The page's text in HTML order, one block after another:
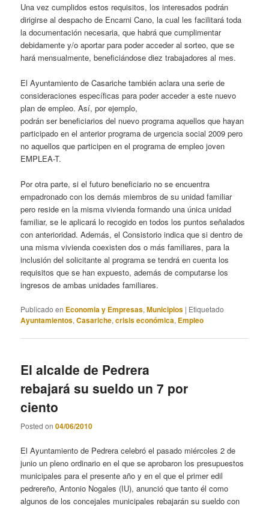
Una vez cumplidos estos requisitos, los interesados podrán
dirigirse al despacho de Encarni Cano, la cual les facilitará toda
la documentación necesaria, que habrá que cumplimentar
debidamente y/o aportar para poder acceder al sorteo, que se
hará mensualmente, beneficiándose diez trabajadores al mes.
El Ayuntamiento de Casariche también aclara una serie de
consideraciones específicas para poder acceder a este nuevo
plan de empleo. Así, por ejemplo,
podrán ser beneficiarios del nuevo programa aquellos que hayan
participado en el anterior programa de urgencia social 2009 pero
no aquellos que participen en el programa de empleo joven
EMPLEA-T.
Por otra parte, si el futuro beneficiario no se encuentra
empadronado con los demás miembros de su unidad familiar
pero reside en la misma vivienda formando una única unidad
familiar, se le aplicará lo recogido en todos los puntos señalados
con anterioridad. Además, el Consistorio indica que si dentro de
una misma vivienda coexisten dos o más familiares, para la
inclusión del solicitante al programa se tendrá en cuenta los
requisitos que se han expuesto, además de computarse los
ingresos de ambas unidades familiares.
Publicado en Economia y Empresas,Municipios | Etiquetado
Ayuntamientos,Casariche,crisis económica, Empleo
El alcalde de Pedrera
rebajará su sueldo un 7 por
ciento
Posted on04/06/2010
El Ayuntamiento de Pedrera celebró el pasado miércoles 2 de
junio un pleno ordinario en el que se aprobaron los presupuestos
municipales para el presente año y en el que el primer edil
pedrereño, Antonio Nogales (IU), anunció que tanto él como
algunos de los concejales municipales rebajarán su sueldo con